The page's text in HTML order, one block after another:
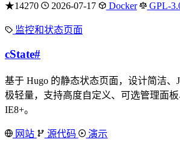
★14270 2026-07-17 Docker GPL-
监控和状态页面
cState#
基于 Hugo 的静态状态页面，设计简洁、
极轻量，支持高度自定义、可选管理面
IE8+。
网站 源代码 演示